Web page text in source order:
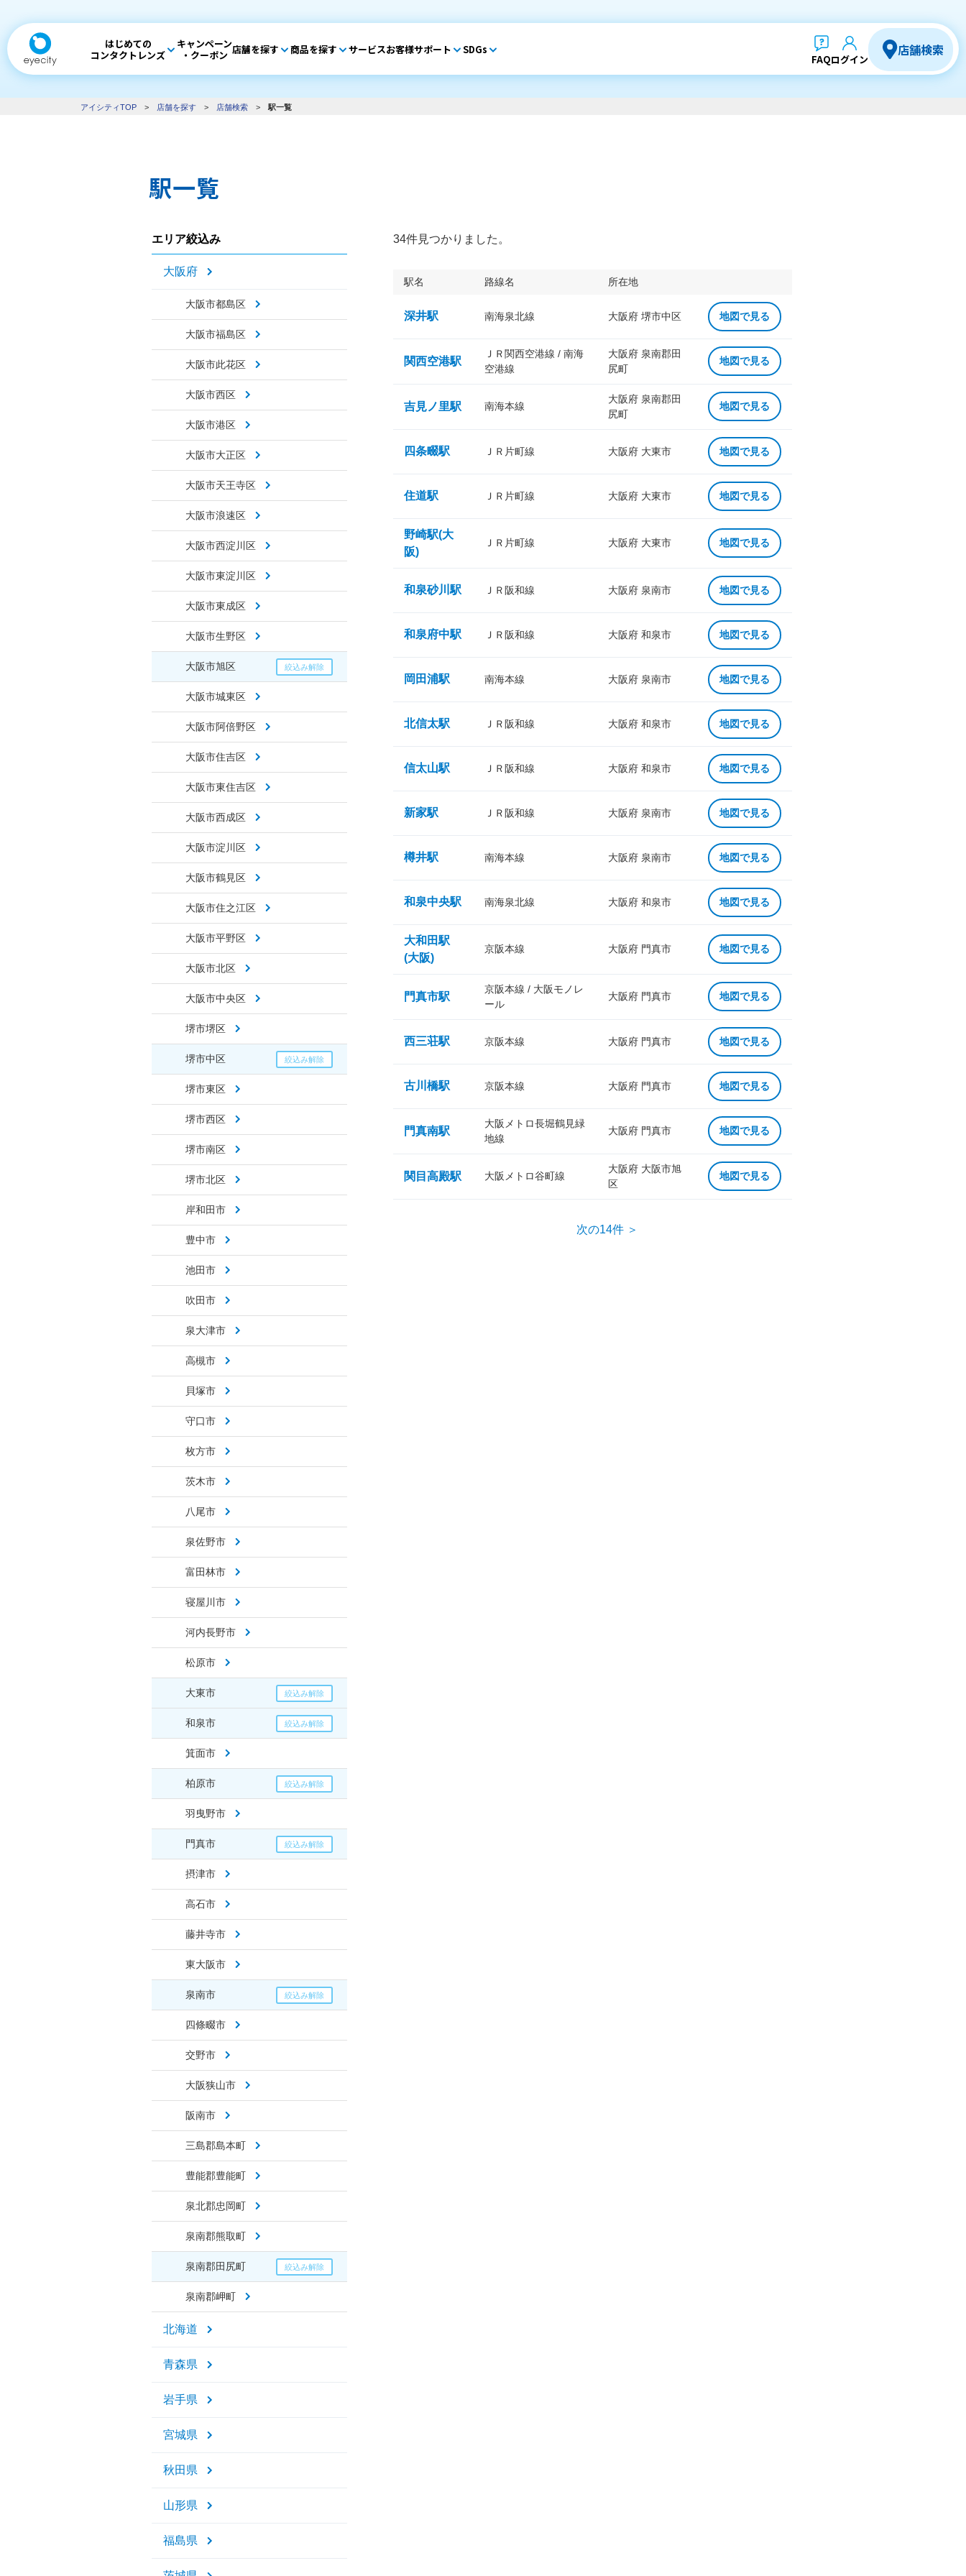
はじめての
コンタクトレンズ
キャンペーン
・クーポン 店舗を探す 商品を探す サービスお客様サポート SDGs
FAQログイン
店舗検索
アイシティTOP > 店舗を探す > 店舗検索 > 駅一覧
駅一覧
エリア絞込み
大阪府
大阪市都島区
大阪市福島区
大阪市此花区
大阪市西区
大阪市港区
大阪市大正区
大阪市天王寺区
大阪市浪速区
大阪市西淀川区
大阪市東淀川区
大阪市東成区
大阪市生野区
大阪市旭区
大阪市城東区
大阪市阿倍野区
大阪市住吉区
大阪市東住吉区
大阪市西成区
大阪市淀川区
大阪市鶴見区
大阪市住之江区
大阪市平野区
大阪市北区
大阪市中央区
堺市堺区
堺市中区
堺市東区
堺市西区
堺市南区
堺市北区
岸和田市
豊中市
池田市
吹田市
泉大津市
高槻市
貝塚市
守口市
枚方市
茨木市
八尾市
泉佐野市
富田林市
寝屋川市
河内長野市
松原市
大東市
和泉市
箕面市
柏原市
羽曳野市
門真市
摂津市
高石市
藤井寺市
東大阪市
泉南市
四條畷市
交野市
大阪狭山市
阪南市
三島郡島本町
豊能郡豊能町
泉北郡忠岡町
泉南郡熊取町
泉南郡田尻町
泉南郡岬町
北海道
青森県
岩手県
宮城県
秋田県
山形県
福島県
34件見つかりました。
駅名 路線名 所在地
深井駅 南海泉北線 大阪府 堺市中区 地図で見る
関西空港駅
ＪＲ関西空港線 / 南海
空港線
大阪府 泉南郡田
尻町
地図で見る
吉見ノ里駅 南海本線
大阪府 泉南郡田
尻町
地図で見る
四条畷駅 ＪＲ片町線 大阪府 大東市 地図で見る
住道駅 ＪＲ片町線 大阪府 大東市 地図で見る
野崎駅(大
阪)
ＪＲ片町線 大阪府 大東市 地図で見る
和泉砂川駅 ＪＲ阪和線 大阪府 泉南市 地図で見る
和泉府中駅 ＪＲ阪和線 大阪府 和泉市 地図で見る
岡田浦駅 南海本線 大阪府 泉南市 地図で見る
北信太駅 ＪＲ阪和線 大阪府 和泉市 地図で見る
信太山駅 ＪＲ阪和線 大阪府 和泉市 地図で見る
新家駅 ＪＲ阪和線 大阪府 泉南市 地図で見る
樽井駅 南海本線 大阪府 泉南市 地図で見る
和泉中央駅 南海泉北線 大阪府 和泉市 地図で見る
大和田駅
(大阪)
京阪本線 大阪府 門真市 地図で見る
門真市駅
京阪本線 / 大阪モノレ
ール
大阪府 門真市 地図で見る
西三荘駅 京阪本線 大阪府 門真市 地図で見る
古川橋駅 京阪本線 大阪府 門真市 地図で見る
門真南駅
大阪メトロ長堀鶴見緑
地線
大阪府 門真市 地図で見る
関目高殿駅 大阪メトロ谷町線
大阪府 大阪市旭
区
地図で見る
次の14件 ＞